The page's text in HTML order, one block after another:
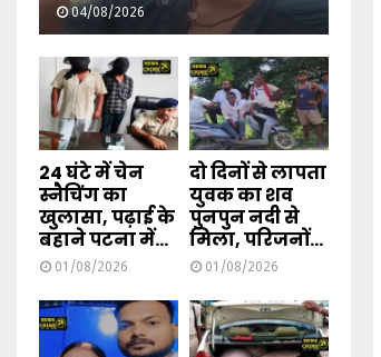
04/08/2026
24 घंटे में चेन
स्नैचिंग का
खुलासा, पढ़ाई के
बहाने पटना में...
01/08/2026
दो दिनों से लापता
युवक का शव
पुनपुन नदी से
मिला, परिजनों...
01/08/2026